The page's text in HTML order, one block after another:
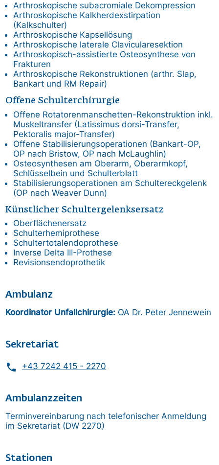
Arthroskopische subacromiale Dekompression
Arthroskopische Kalkherdexstirpation
(Kalkschulter)
Arthroskopische Kapsellösung
Arthroskopische laterale Clavicularesektion
Arthroskopisch-assistierte Osteosynthese von
Frakturen
Arthroskopische Rekonstruktionen (arthr. Slap,
Bankart und RM Repair)
Offene Schulterchirurgie
Offene Rotatorenmanschetten-Rekonstruktion inkl.
Muskeltransfer (Latissimus dorsi-Transfer,
Pektoralis major-Transfer)
Offene Stabilisierungsoperationen (Bankart-OP,
OP nach Bristow, OP nach McLaughlin)
Osteosynthesen am Oberarm, Oberarmkopf,
Schlüsselbein und Schulterblatt
Stabilisierungsoperationen am Schultereckgelenk
(OP nach Weaver Dunn)
Künstlicher Schultergelenksersatz
Oberflächenersatz
Schulterhemiprothese
Schultertotalendoprothese
Inverse Delta III-Prothese
Revisionsendoprothetik
Ambulanz
Koordinator Unfallchirurgie: OA Dr. Peter Jennewein
Sekretariat
phone +43 7242 415 - 2270
Ambulanzzeiten
Terminvereinbarung nach telefonischer Anmeldung
im Sekretariat (DW 2270)
Stationen